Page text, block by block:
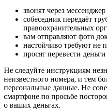
звонят через
собеседник передаёт
правоохранительных
вам отправляют фото
настойчиво требуют не
просят перевести
Не следуйте инструкциям
неизвестного номера, и тем
персональные данные. Не
смартфоне по просьбе
о ваших деньгах.